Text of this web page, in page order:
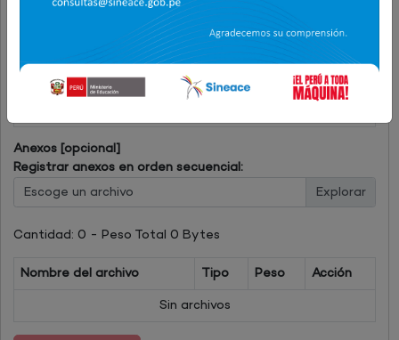
Documento principal (archivo PDF con firma)
Escoge un archivo
Nombre del archivo Tipo
Acción
Anexos [opcional]
Registrar anexos en orden secuencial:
Escoge un archivo
Cantidad: 0 - Peso Total 0 Bytes
Nombre del archivo Tipo Peso
Acción
Sin archivos